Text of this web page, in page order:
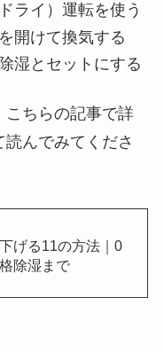
ライ）運転を使う
開けて換気する
湿とセットにする
こちらの記事で詳
んでみてくださ
げる11の方法｜0
除湿まで